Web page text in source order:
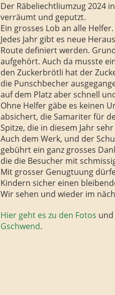
Der Räbeliechtliumzug 2024
verräumt und geputzt.
Ein grosses Lob an alle
Jedes Jahr gibt es neue
Route definiert werden.
aufgehört. Auch da musste
den Zuckerbrötli hat der
die Punschbecher
auf dem Platz aber schnell
Ohne Helfer gäbe es keinen
absichert, die Samariter für
Spitze, die in diesem Jahr
Auch dem Werk, und der
gebührt ein ganz grosses
die die Besucher mit
Mit grosser Genugtuung
Kindern sicher einen
Wir sehen und wieder im
Hier geht es zu den Fotos
Gschwend.